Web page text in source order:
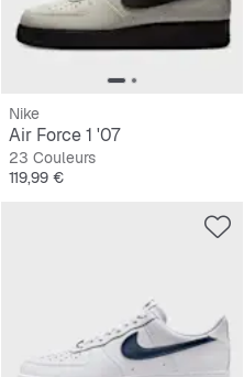
Nike
Air Force 1 '07
23 Couleurs
Prix
119,99 €